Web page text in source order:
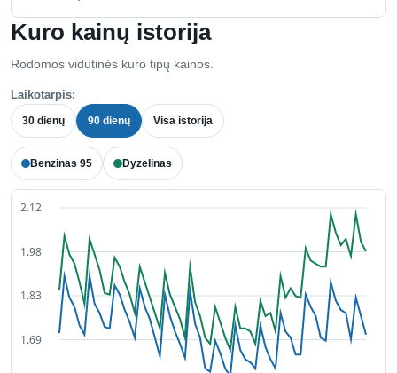
Kuro kainų istorija
Rodomos vidutinės kuro tipų kainos.
Laikotarpis:
30 dienų 90 dienų Visa istorija
Benzinas 95 Dyzelinas